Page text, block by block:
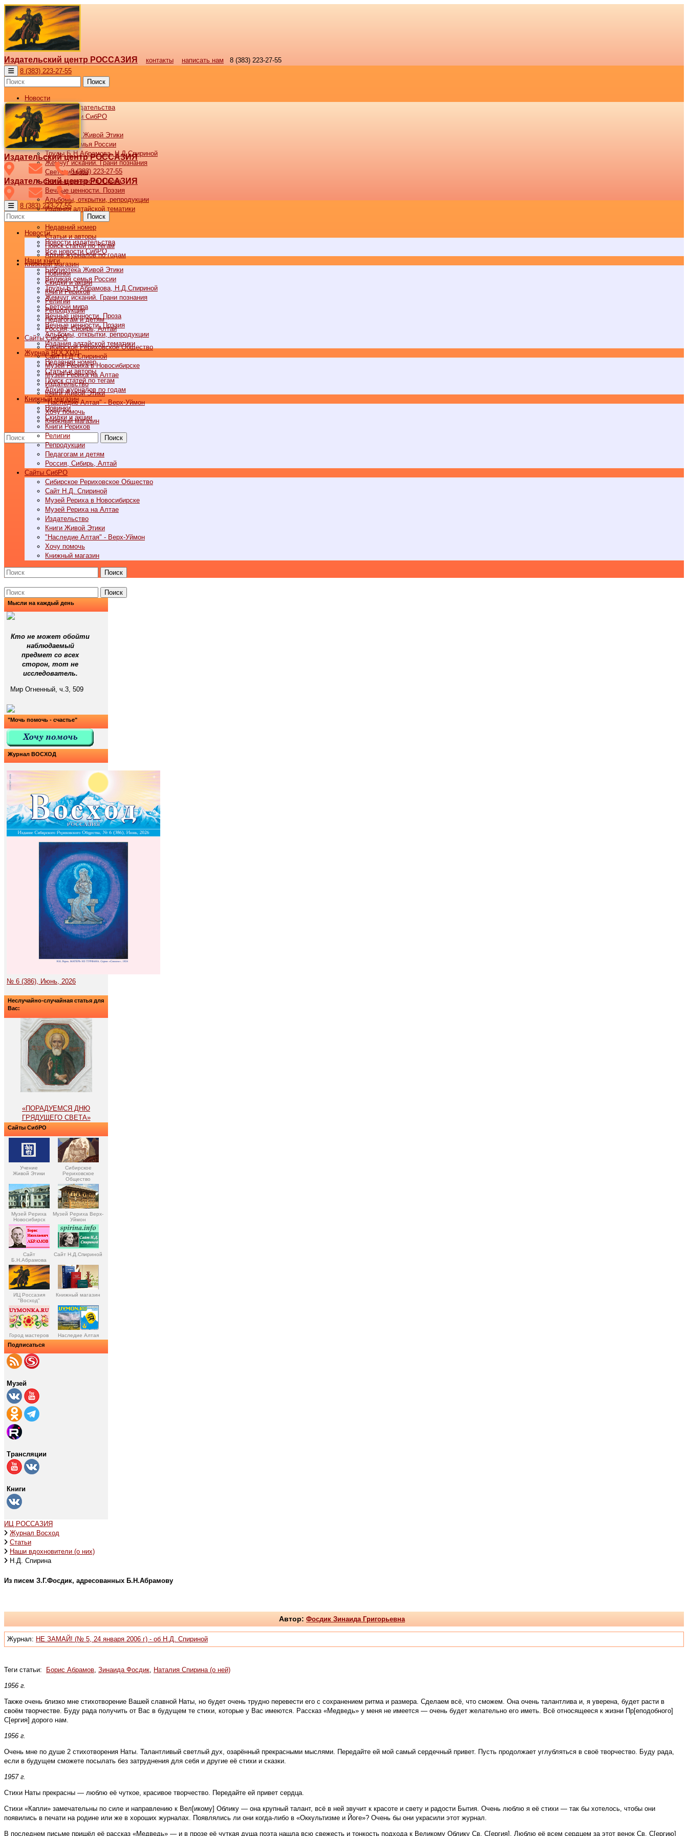
Издательский центр РОССАЗИЯ контакты написать нам
8 (383) 223-27-55
8 (383) 223-27-55
Поиск
Новости
Новости издательства
Все новости СибРО
Наши книги
Библиотека Живой Этики
Великая семья России
Труды Б.Н.Абрамова, Н.Д.Спириной
Жемчуг исканий. Грани познания
Светочи мира
Вечные ценности. Проза
Вечные ценности. Поэзия
Альбомы, открытки, репродукции
Издания алтайской тематики
Недавний номер
Статьи и авторы
Поиск статей по тегам
Архив журналов по годам
Книжный магазин
Новинки
Скидки и акции
Книги Рерихов
Религии
Репродукции
Педагогам и детям
Россия, Сибирь, Алтай
Cайты СибРО
Сибирское Рериховское Общество
Сайт Н.Д. Спириной
Музей Рериха в Новосибирске
Музей Рериха на Алтае
Издательство
Книги Живой Этики
"Наследие Алтая" - Верх-Уймон
Хочу помочь
Книжный магазин
Поиск
Издательский центр РОССАЗИЯ
8 (383) 223-27-55
Издательский центр РОССАЗИЯ
8 (383) 223-27-55
Поиск
Новости
Новости издательства
Все новости СибРО
Наши книги
Библиотека Живой Этики
Великая семья России
Труды Б.Н.Абрамова, Н.Д.Спириной
Жемчуг исканий. Грани познания
Светочи мира
Вечные ценности. Проза
Вечные ценности. Поэзия
Альбомы, открытки, репродукции
Издания алтайской тематики
Журнал ВОСХОД
Недавний номер
Статьи и авторы
Поиск статей по тегам
Архив журналов по годам
Книжный магазин
Новинки
Скидки и акции
Книги Рерихов
Религии
Репродукции
Педагогам и детям
Россия, Сибирь, Алтай
Cайты СибРО
Сибирское Рериховское Общество
Сайт Н.Д. Спириной
Музей Рериха в Новосибирске
Музей Рериха на Алтае
Издательство
Книги Живой Этики
"Наследие Алтая" - Верх-Уймон
Хочу помочь
Книжный магазин
Поиск
Поиск
Мысли на каждый день
Кто не может обойти
наблюдаемый
предмет со всех
сторон, тот не
исследователь.
Мир Огненный, ч.3, 509
"Мочь помочь - счастье"
Журнал ВОСХОД
№ 6 (386), Июнь, 2026
Неслучайно-случайная статья для
Вас:
«ПОРАДУЕМСЯ ДНЮ
ГРЯДУЩЕГО СВЕТА»
Сайты СибРО
Учение
Живой Этики
Сибирское
Рериховское
Общество
Музей Рериха
Новосибирск
Музей Рериха Верх-
Уймон
Сайт
Б.Н.Абрамова
Сайт Н.Д.Спириной
ИЦ Россазия
"Восход"
Книжный магазин
Город мастеров Наследие Алтая
Подписаться
Музей
Трансляции
Книги
ИЦ РОССАЗИЯ
Журнал Восход
Статьи
Наши вдохновители (о них)
Н.Д. Спирина
Из писем З.Г.Фосдик, адресованных Б.Н.Абрамову
Автор: Фосдик Зинаида Григорьевна
Журнал: НЕ ЗАМАЙ! (№ 5, 24 января 2006 г) - об Н.Д. Спириной
Теги статьи: Борис Абрамов, Зинаида Фосдик, Наталия Спирина (о ней)
1956 г.
Также очень близко мне стихотворение Вашей славной Наты, но будет очень трудно перевести его с сохранением ритма и размера. Сделаем всё, что сможем. Она очень талантлива и, я уверена, будет расти в
своём творчестве. Буду рада получить от Вас в будущем те стихи, которые у Вас имеются. Рассказ «Медведь» у меня не имеется — очень будет желательно его иметь. Всё относящееся к жизни Пр[еподобного]
С[ергия] дорого нам.
1956 г.
Очень мне по душе 2 стихотворения Наты. Талантливый светлый дух, озарённый прекрасными мыслями. Передайте ей мой самый сердечный привет. Пусть продолжает углубляться в своё творчество. Буду рада,
если в будущем сможете посылать без затруднения для себя и другие её стихи и сказки.
1957 г.
Стихи Наты прекрасны — люблю её чуткое, красивое творчество. Передайте ей привет сердца.
Стихи «Капли» замечательны по силе и направлению к Вел[икому] Облику — она крупный талант, всё в ней звучит к красоте и свету и радости Бытия. Очень люблю я её стихи — так бы хотелось, чтобы они
появились в печати на родине или же в хороших журналах. Появлялись ли они когда-либо в «Оккультизме и Йоге»? Очень бы они украсили этот журнал.
В последнем письме пришёл её рассказ «Медведь» — и в прозе её чуткая душа поэта нашла всю свежесть и тонкость подхода к Великому Облику Св. С[ергия]. Люблю её всем сердцем за этот венок Св. С[ергию]